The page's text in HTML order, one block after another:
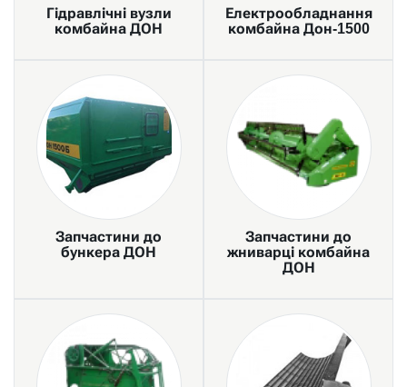
Гідравлічні вузли
комбайна ДОН
Електрообладнання
комбайна Дон-1500
Запчастини до
бункера ДОН
Запчастини до
жниварці комбайна
ДОН